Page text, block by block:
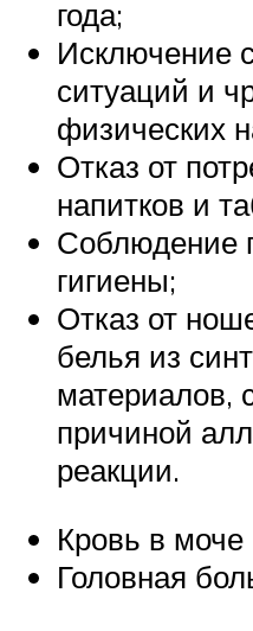
года;
Исключение
ситуаций и
физических
Отказ от
напитков и
Соблюдение
гигиены;
Отказ от
белья из
материалов,
причиной
реакции.
Кровь в моче
Головная